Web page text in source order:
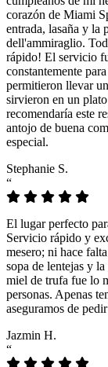
corazón de Miami
entrada, lasaña y la
dell'ammiraglio.
rápido! El servicio
constantemente
permitieron llevar
sirvieron en un
recomendaría este
antojo de buena
especial.
Stephanie S.
“
El lugar perfecto
Servicio rápido y
mesero; ni hace
sopa de lentejas y
miel de trufa fue lo
personas. Apenas
aseguramos de
Jazmin H.
“